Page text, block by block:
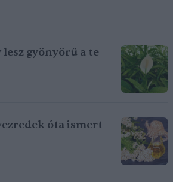
gyönyörű a te
óta ismert